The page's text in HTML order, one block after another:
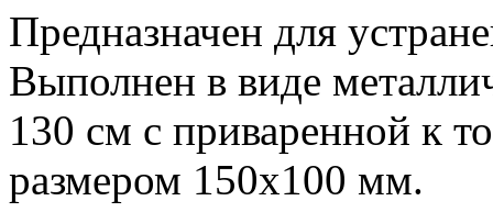
Предназначен для
Выполнен в виде
130 см с приваренной к
размером 150х100 мм.